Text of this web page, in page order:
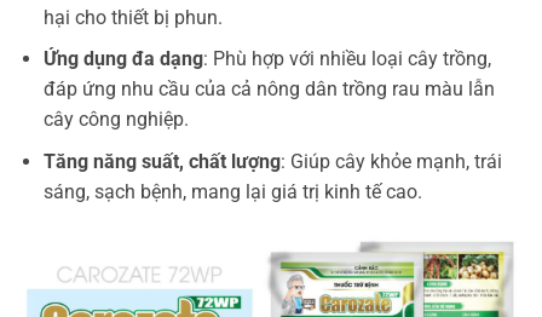
hại cho thiết bị phun.
Ứng dụng đa dạng: Phù hợp với nhiều loại cây trồng,
đáp ứng nhu cầu của cả nông dân trồng rau màu lẫn
cây công nghiệp.
Tăng năng suất, chất lượng: Giúp cây khỏe mạnh, trái
sáng, sạch bệnh, mang lại giá trị kinh tế cao.